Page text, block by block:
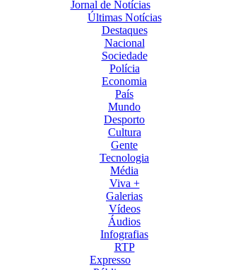
Jornal de Notícias
Últimas Notícias
Destaques
Nacional
Sociedade
Polícia
Economia
País
Mundo
Desporto
Cultura
Gente
Tecnologia
Média
Viva +
Galerias
Vídeos
Áudios
Infografias
RTP
Expresso